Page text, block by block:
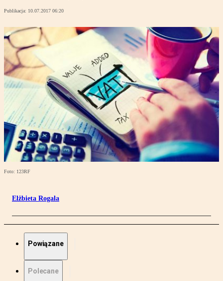
Publikacja: 10.07.2017 06:20
Foto: 123RF
Elżbieta Rogala
Powiązane
Polecane